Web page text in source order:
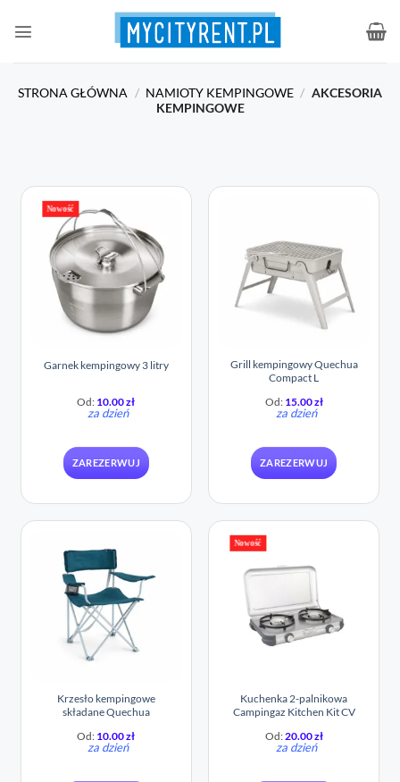
STRONA GŁÓWNA / NAMIOTY KEMPINGOWE / AKCESORIA
KEMPINGOWE
Nowość
Garnek kempingowy 3 litry
Od: 10.00zł
za dzień
ZAREZERWUJ
Grill kempingowy Quechua
Compact L
Od: 15.00zł
za dzień
ZAREZERWUJ
Krzesło kempingowe
składane Quechua
Od: 10.00zł
za dzień
Nowość
Kuchenka 2-palnikowa
Campingaz Kitchen Kit CV
Od:20.00zł
za dzień